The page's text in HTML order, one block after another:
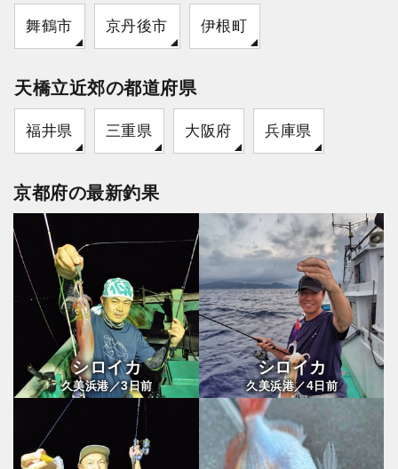
舞鶴市 京丹後市 伊根町
天橋立近郊の都道府県
福井県 三重県 大阪府 兵庫県
京都府の最新釣果
シロイカ
久美浜港／3日前
シロイカ
久美浜港／4 日前